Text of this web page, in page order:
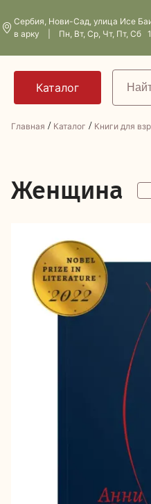
Сербия, Нови-Сад, улица Исе
в арку | Пн, Вт, Ср, Чт, Пт, Сб
Главная / Каталог / Книги для
Женщина